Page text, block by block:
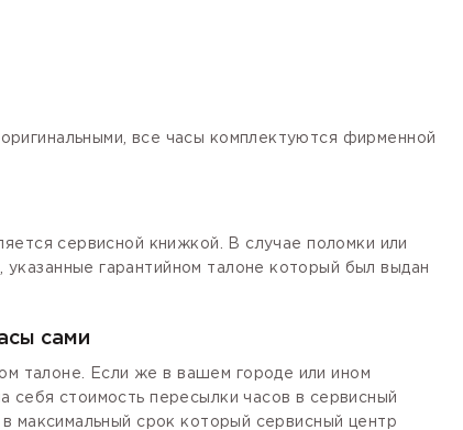
все часы комплектуются фирменной
сервисной книжкой. В случае поломки или
гарантийном талоне который был выдан
сами
талоне. Если же в вашем городе или ином
себя стоимость пересылки часов в сервисный
максимальный срок который сервисный центр